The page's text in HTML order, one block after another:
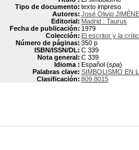
Tipo de documento: texto impreso
Autores: José Olivio
Editorial: Madrid : Taurus
Fecha de publicación: 1979
Colección: El escritor y la
Número de páginas: 350 p
ISBN/ISSN/DL: C 339
Nota general: C 339
Idioma : Español (spa)
Palabras clave: SIMBOLISMO EN
Clasificación: 809.8015